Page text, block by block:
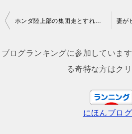
投
ナ
ホンダ陸上部の集団走とすれ違う朝
ブログランキングに参加していま
る奇特な方はクリ
にほんブロ